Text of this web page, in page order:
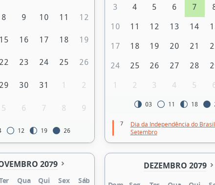
8 9 10 11 12
15 16 17 18 19
22 23 24 25 26
29 30 31 1 2
5 6 7 8 9
12 19 26
3 4 5 6 7
10 11 12 13 14
17 18 19 20 21
24 25 26 27 28
1 2 3 4 5
03 11 18
7
Dia da Independência do
Setembro
2079
Qua Qui Sex
Sáb
DEZEMBRO 2079